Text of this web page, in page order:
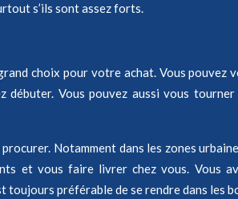
s’ils sont assez forts.
choix pour votre achat. Vous pouvez
Vous pouvez aussi vous
procurer. Notamment dans les zones
et vous faire livrer chez vous.
toujours préférable de se rendre dans les